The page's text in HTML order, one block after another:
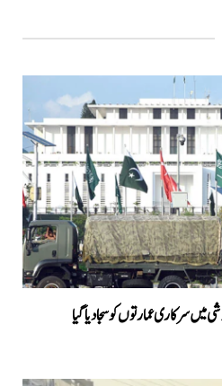
میں سرکاری عمارتوں کو سجا دیا گیا